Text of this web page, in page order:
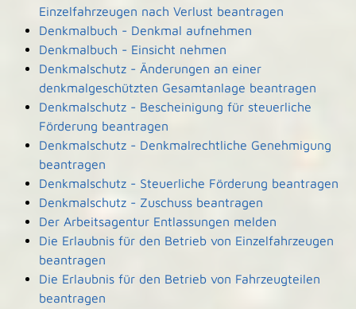
Einzelfahrzeugen nach Verlust beantragen
Denkmalbuch - Denkmal aufnehmen
Denkmalbuch - Einsicht nehmen
Denkmalschutz - Änderungen an einer
denkmalgeschützten Gesamtanlage beantragen
Denkmalschutz - Bescheinigung für steuerliche
Förderung beantragen
Denkmalschutz - Denkmalrechtliche Genehmigung
beantragen
Denkmalschutz - Steuerliche Förderung beantragen
Denkmalschutz - Zuschuss beantragen
Der Arbeitsagentur Entlassungen melden
Die Erlaubnis für den Betrieb von Einzelfahrzeugen
beantragen
Die Erlaubnis für den Betrieb von Fahrzeugteilen
beantragen